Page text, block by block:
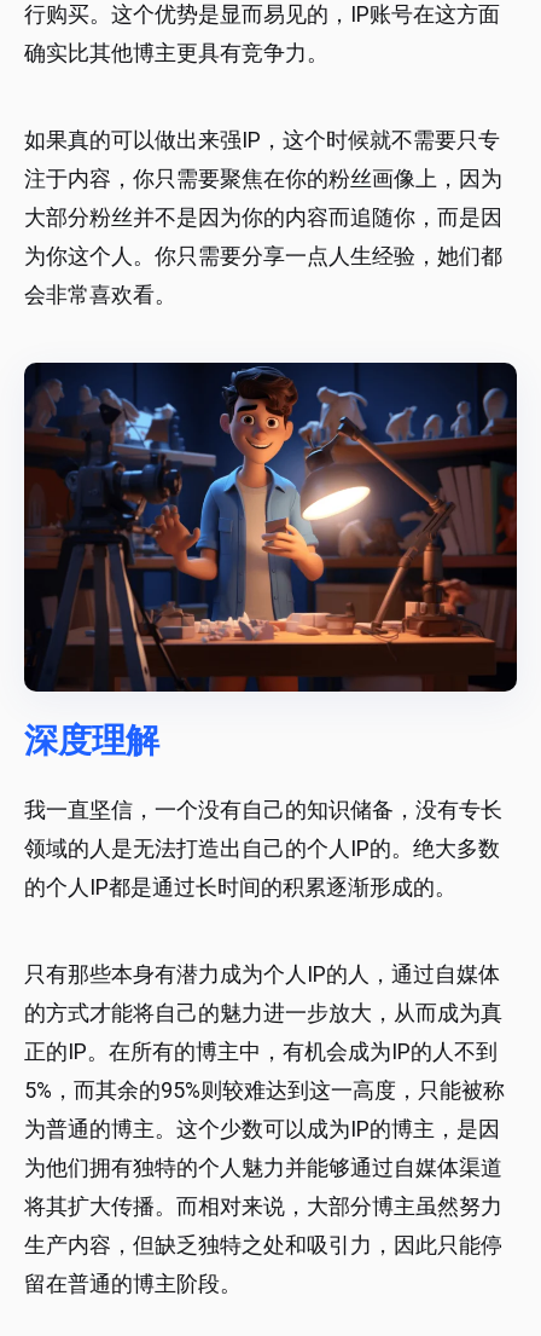
行购买。这个优势是显而易见的，IP账号在这方面
确实比其他博主更具有竞争力。
如果真的可以做出来强IP，这个时候就不需要只专
注于内容，你只需要聚焦在你的粉丝画像上，因为
大部分粉丝并不是因为你的内容而追随你，而是因
为你这个人。你只需要分享一点人生经验，她们都
会非常喜欢看。
深度理解
我一直坚信，一个没有自己的知识储备，没有专长
领域的人是无法打造出自己的个人IP的。绝大多数
的个人IP都是通过长时间的积累逐渐形成的。
只有那些本身有潜力成为个人IP的人，通过自媒体
的方式才能将自己的魅力进一步放大，从而成为真
正的IP。在所有的博主中，有机会成为IP的人不到
5%，而其余的95%则较难达到这一高度，只能被称
为普通的博主。这个少数可以成为IP的博主，是因
为他们拥有独特的个人魅力并能够通过自媒体渠道
将其扩大传播。而相对来说，大部分博主虽然努力
生产内容，但缺乏独特之处和吸引力，因此只能停
留在普通的博主阶段。